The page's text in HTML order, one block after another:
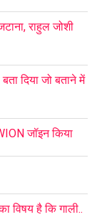
राहुल जोशी
दिया जो बताने में
जॉइन किया
विषय है कि गाली..